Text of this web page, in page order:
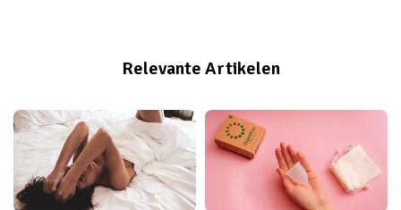
Relevante Artikelen